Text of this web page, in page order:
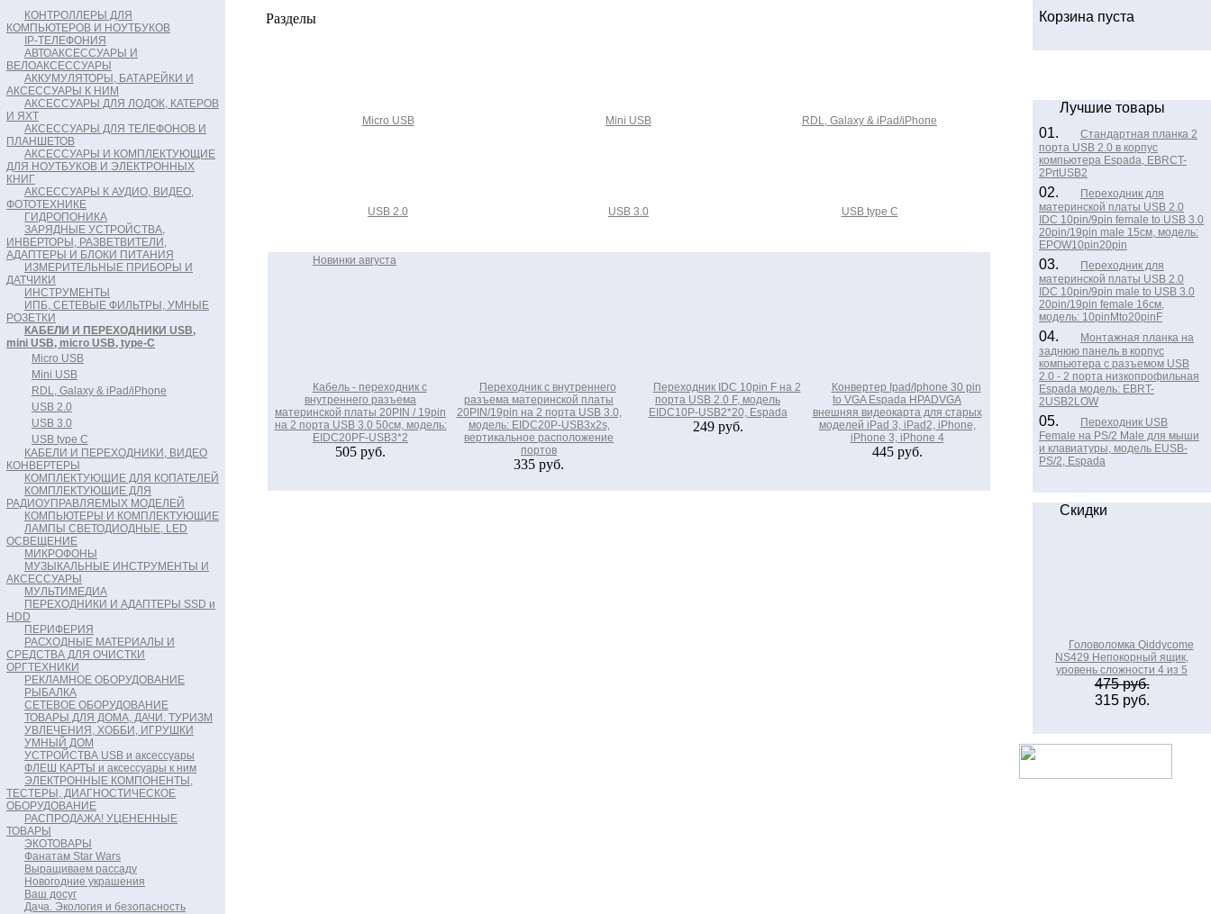
КОНТРОЛЛЕРЫ ДЛЯ
КОМПЬЮТЕРОВ И НОУТБУКОВ
IP-ТЕЛЕФОНИЯ
АВТОАКСЕССУАРЫ И
ВЕЛОАКСЕССУАРЫ
АККУМУЛЯТОРЫ, БАТАРЕЙКИ И
АКСЕССУАРЫ К НИМ
АКСЕССУАРЫ ДЛЯ ЛОДОК, КАТЕРОВ
И ЯХТ
АКСЕССУАРЫ ДЛЯ ТЕЛЕФОНОВ И
ПЛАНШЕТОВ
АКСЕССУАРЫ И КОМПЛЕКТУЮЩИЕ
ДЛЯ НОУТБУКОВ И ЭЛЕКТРОННЫХ
КНИГ
АКСЕССУАРЫ К АУДИО, ВИДЕО,
ФОТОТЕХНИКЕ
ГИДРОПОНИКА
ЗАРЯДНЫЕ УСТРОЙСТВА,
ИНВЕРТОРЫ, РАЗВЕТВИТЕЛИ,
АДАПТЕРЫ И БЛОКИ ПИТАНИЯ
ИЗМЕРИТЕЛЬНЫЕ ПРИБОРЫ И
ДАТЧИКИ
ИНСТРУМЕНТЫ
ИПБ, СЕТЕВЫЕ ФИЛЬТРЫ, УМНЫЕ
РОЗЕТКИ
КАБЕЛИ И ПЕРЕХОДНИКИ USB,
mini USB, micro USB, type-C
Micro USB
Mini USB
RDL, Galaxy & iPad/iPhone
USB 2.0
USB 3.0
USB type C
КАБЕЛИ И ПЕРЕХОДНИКИ, ВИДЕО
КОНВЕРТЕРЫ
КОМПЛЕКТУЮЩИЕ ДЛЯ КОПАТЕЛЕЙ
КОМПЛЕКТУЮЩИЕ ДЛЯ
РАДИОУПРАВЛЯЕМЫХ МОДЕЛЕЙ
КОМПЬЮТЕРЫ И КОМПЛЕКТУЮЩИЕ
ЛАМПЫ СВЕТОДИОДНЫЕ, LED
ОСВЕЩЕНИЕ
МИКРОФОНЫ
МУЗЫКАЛЬНЫЕ ИНСТРУМЕНТЫ И
АКСЕССУАРЫ
МУЛЬТИМЕДИА
ПЕРЕХОДНИКИ И АДАПТЕРЫ SSD и
HDD
ПЕРИФЕРИЯ
РАСХОДНЫЕ МАТЕРИАЛЫ И
СРЕДСТВА ДЛЯ ОЧИСТКИ
ОРГТЕХНИКИ
РЕКЛАМНОЕ ОБОРУДОВАНИЕ
РЫБАЛКА
СЕТЕВОЕ ОБОРУДОВАНИЕ
ТОВАРЫ ДЛЯ ДОМА, ДАЧИ. ТУРИЗМ
УВЛЕЧЕНИЯ, ХОББИ, ИГРУШКИ
УМНЫЙ ДОМ
УСТРОЙСТВА USB и аксессуары
ФЛЕШ КАРТЫ и аксессуары к ним
ЭЛЕКТРОННЫЕ КОМПОНЕНТЫ,
ТЕСТЕРЫ, ДИАГНОСТИЧЕСКОЕ
ОБОРУДОВАНИЕ
РАСПРОДАЖА! УЦЕНЕННЫЕ
ТОВАРЫ
ЭКОТОВАРЫ
Фанатам Star Wars
Выращиваем рассаду
Новогодние украшения
Ваш досуг
Дача. Экология и безопасность
Разделы
Micro USB Mini USB RDL, Galaxy & iPad/iPhone
USB 2.0 USB 3.0 USB type C
Новинки августа
Кабель - переходник с
внутреннего разъема
материнской платы 20PIN / 19pin
на 2 порта USB 3.0 50см, модель:
EIDC20PF-USB3*2
505 руб.
Переходник с внутреннего
разъема материнской платы
20PIN/19pin на 2 порта USB 3.0,
модель: EIDC20P-USB3x2s,
вертикальное расположение
портов
335 руб.
Переходник IDC 10pin F на 2
порта USB 2.0 F, модель
EIDC10P-USB2*20, Espada
249 руб.
Конвертер Ipad/Iphonе 30 pin
to VGA Espada HPADVGA
внешняя видеокарта для старых
моделей iPad 3, iPad2, iPhone,
iPhone 3, iPhone 4
445 руб.
Корзина пуста
Лучшие товары
01.
Стандартная планка 2
порта USB 2.0 в корпус
компьютера Espada, EBRCT-
2PrtUSB2
02.
Переходник для
материнской платы USB 2.0
IDC 10pin/9pin female to USB 3.0
20pin/19pin male 15см, модель:
EPOW10pin20pin
03.
Переходник для
материнской платы USB 2.0
IDC 10pin/9pin male to USB 3.0
20pin/19pin female 16см,
модель: 10pinMto20pinF
04.
Монтажная планка на
заднюю панель в корпус
компьютера с разъемом USB
2.0 - 2 порта низкопрофильная
Espada модель: EBRT-
2USB2LOW
05.
Переходник USB
Female на PS/2 Male для мыши
и клавиатуры, модель EUSB-
PS/2, Espada
Скидки
Головоломка Qiddycome
NS429 Непокорный ящик,
уровень сложности 4 из 5
475 руб.
315 руб.